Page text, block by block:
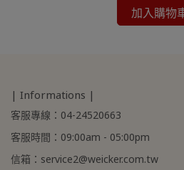
加入購物
| Informations |
客服專線：04-24520663
客服時間：09:00am - 05:00pm
信箱：service2@weicker.com.tw